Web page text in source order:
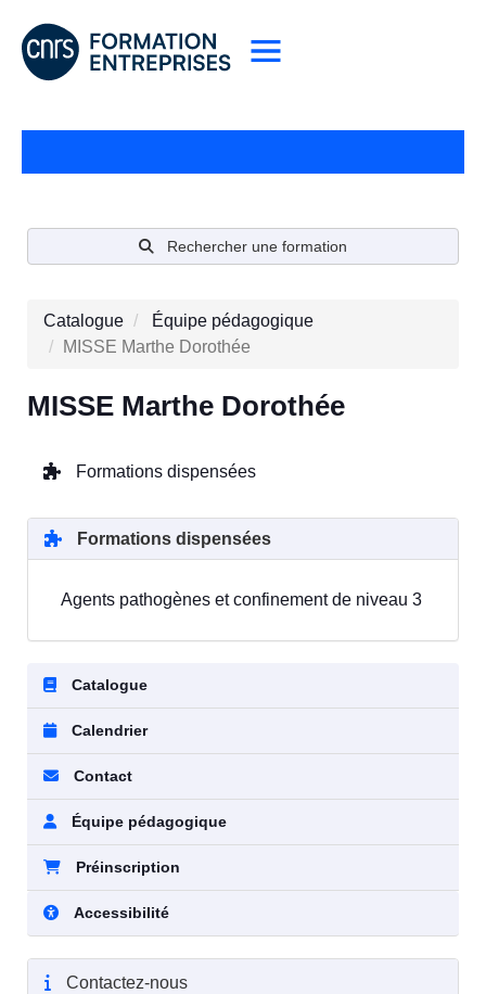
Rechercher une formation
Catalogue
Équipe pédagogique
MISSE Marthe Dorothée
MISSE Marthe Dorothée
Formations dispensées
Formations dispensées
Agents pathogènes et confinement de niveau 3
Catalogue
Calendrier
Contact
Équipe pédagogique
Préinscription
Accessibilité
Contactez-nous